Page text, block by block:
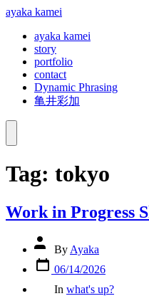
Skip
content
ayaka kamei
ayaka kamei
story
portfolio
contact
Dynamic Phrasing
亀井彩加
Menu
Tag: tokyo
Work in Progress
Post
authorBy Ayaka
Post
date06/14/2026
In what's up?